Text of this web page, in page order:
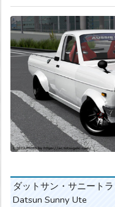
ダットサン・サニート
Datsun Sunny Ute